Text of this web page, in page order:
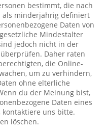
bestimmt, die nach
als minderjährig definiert
Daten von
Mindestalter
jedoch nicht in der
Daher raten
die Online-
um zu verhindern,
ohne elterliche
du der Meinung bist,
Daten eines
uns bitte.
löschen.